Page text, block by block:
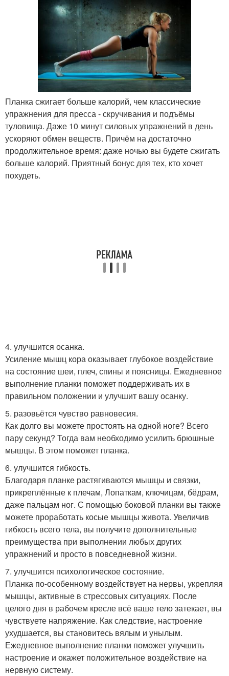
Планка сжигает больше калорий, чем классические
упражнения для пресса - скручивания и подъёмы
туловища. Даже 10 минут силовых упражнений в день
ускоряют обмен веществ. Причём на достаточно
продолжительное время: даже ночью вы будете сжигать
больше калорий. Приятный бонус для тех, кто хочет
похудеть.
4. улучшится осанка.
Усиление мышц кора оказывает глубокое воздействие
на состояние шеи, плеч, спины и поясницы. Ежедневное
выполнение планки поможет поддерживать их в
правильном положении и улучшит вашу осанку.
5. разовьётся чувство равновесия.
Как долго вы можете простоять на одной ноге? Всего
пару секунд? Тогда вам необходимо усилить брюшные
мышцы. В этом поможет планка.
6. улучшится гибкость.
Благодаря планке растягиваются мышцы и связки,
прикреплённые к плечам, Лопаткам, ключицам, бёдрам,
даже пальцам ног. С помощью боковой планки вы также
можете проработать косые мышцы живота. Увеличив
гибкость всего тела, вы получите дополнительные
преимущества при выполнении любых других
упражнений и просто в повседневной жизни.
7. улучшится психологическое состояние.
Планка по-особенному воздействует на нервы, укрепляя
мышцы, активные в стрессовых ситуациях. После
целого дня в рабочем кресле всё ваше тело затекает, вы
чувствуете напряжение. Как следствие, настроение
ухудшается, вы становитесь вялым и унылым.
Ежедневное выполнение планки поможет улучшить
настроение и окажет положительное воздействие на
нервную систему.